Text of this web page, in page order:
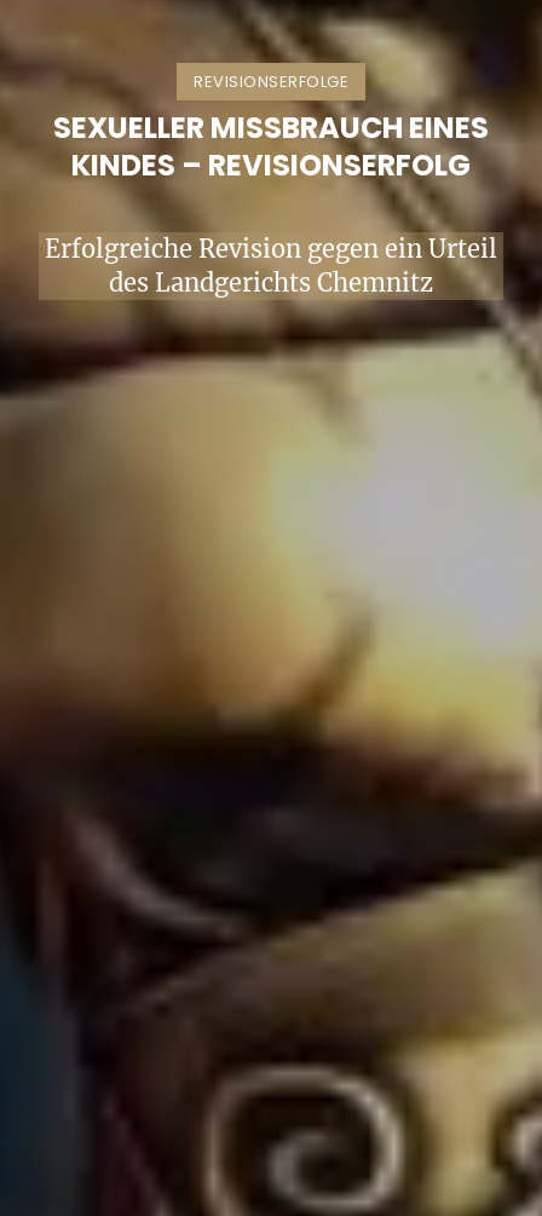
SEXUELLER MISSBRAUCH EINES
KINDES – REVISIONSERFOLG
Erfolgreiche Revision gegen ein Urteil
des Landgerichts Chemnitz
REVISIONSERFOLGE